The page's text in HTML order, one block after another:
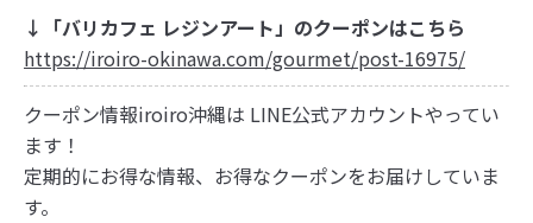
↓「バリカフェ レジンアート」のクーポンはこちら
https://iroiro-okinawa.com/gourmet/post-16975/
クーポン情報iroiro沖縄は LINE公式アカウントやってい
ます！
定期的にお得な情報、お得なクーポンをお届けしていま
す。